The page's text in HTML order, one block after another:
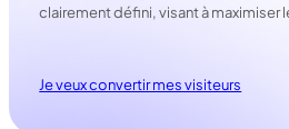
clairement défini, visant à
Je veux convertir mes visiteurs